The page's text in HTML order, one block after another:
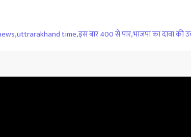
,uttrarakhand time,इस बार 400 से पार,भाजपा का दावा की